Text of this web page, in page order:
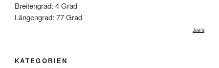
Breitengrad: 4 Grad
Längengrad: 77 Grad
Joe's
KATEGORIEN